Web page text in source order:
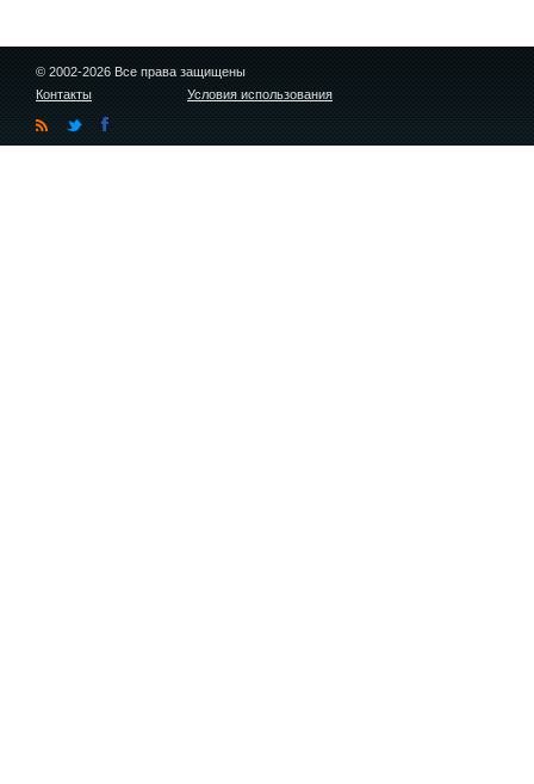
© 2002-2026 Все права защищены
Контакты
Условия использования